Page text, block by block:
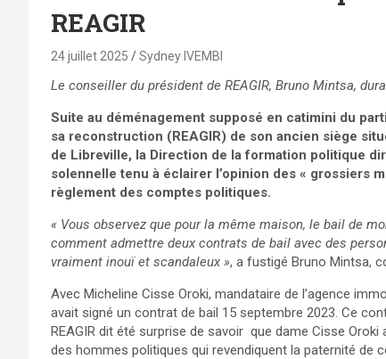
REAGIR
24 juillet 2025 Sydney IVEMBI
Le conseiller du président de REAGIR, Bruno Mintsa,
Suite au déménagement supposé en catimini du
sa reconstruction (REAGIR) de son ancien siège
de Libreville, la Direction de la formation politique
solennelle tenu à éclairer l’opinion des « grossiers
règlement des comptes politiques.
« Vous observez que pour la même maison, le bail de
comment admettre deux contrats de bail avec des
vraiment inouï et scandaleux », a fustigé Bruno Mintsa,
Avec Micheline Cisse Oroki, mandataire de l’agence
avait signé un contrat de bail 15 septembre 2023. Ce
REAGIR dit été surprise de savoir que dame Cisse
des hommes politiques qui revendiquent la paternité de